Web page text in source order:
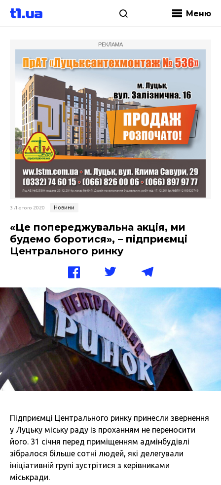
Меню
РЕКЛАМА
3 Лютого 2020 Новини
«Це попереджувальна акція, ми
будемо боротися», – підприємці
Центрального ринку
Підприємці Центрального ринку принесли звернення
у Луцьку міську раду із проханням не переносити
його. 31 січня перед приміщенням адмінбудівлі
зібралося більше сотні людей, які делегували
ініціативній групі зустрітися з керівниками
міськради.